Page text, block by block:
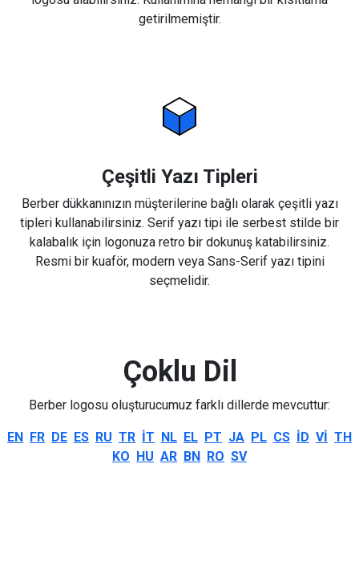
getirilmemiştir.
Çeşitli Yazı Tipleri
Berber dükkanınızın müşterilerine bağlı olarak çeşitli yazı
tipleri kullanabilirsiniz. Serif yazı tipi ile serbest stilde bir
kalabalık için logonuza retro bir dokunuş katabilirsiniz.
Resmi bir kuaför, modern veya Sans-Serif yazı tipini
seçmelidir.
Çoklu Dil
Berber logosu oluşturucumuz farklı dillerde mevcuttur:
EN FR DE ES RU TR IT NL EL PT JA PL CS ID VI TH
KO HU AR BN RO SV